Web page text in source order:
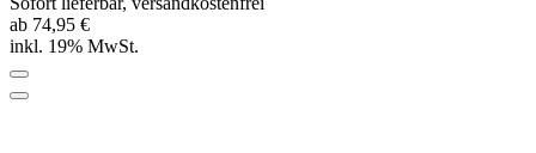
Non-stop Dogwear Wintermantel Glacier
2.0, lila
14 Größen